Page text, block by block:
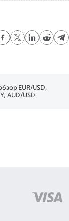
EUR/USD,
AUD/USD